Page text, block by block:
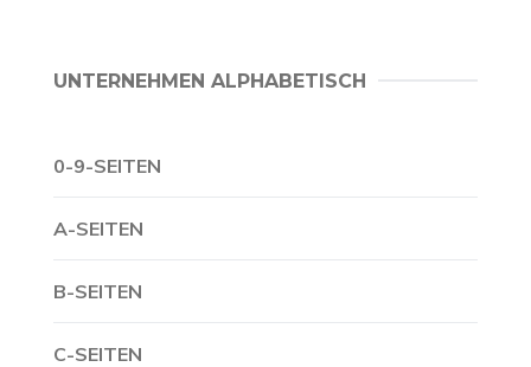
UNTERNEHMEN ALPHABETISCH
0-9-SEITEN
A-SEITEN
B-SEITEN
C-SEITEN